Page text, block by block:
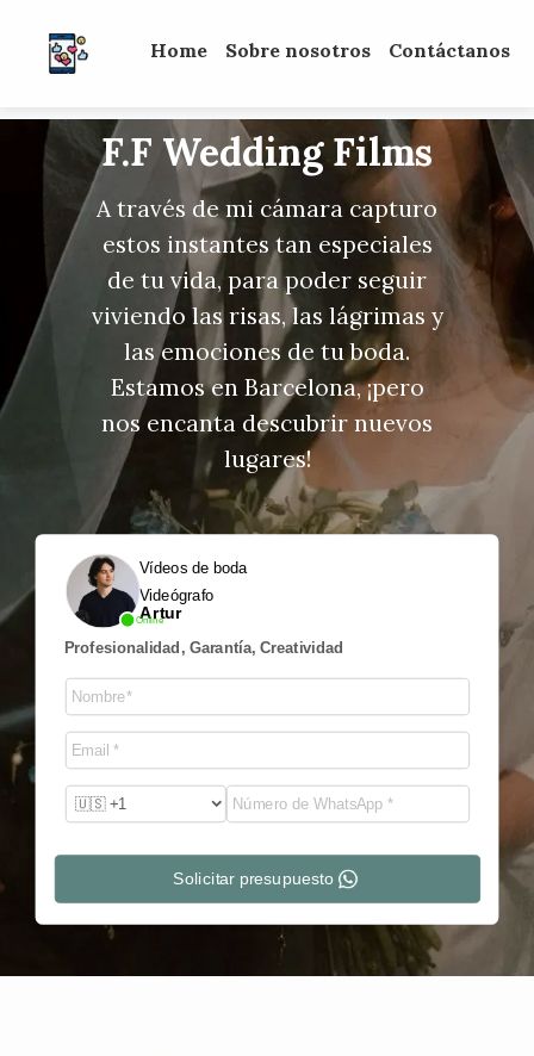
Home Sobre nosotros Contáctanos
F.F Wedding Films
A través de mi cámara capturo
estos instantes tan especiales
de tu vida, para poder seguir
viviendo las risas, las lágrimas y
las emociones de tu boda.
Estamos en Barcelona, ¡pero
nos encanta descubrir nuevos
lugares!
Online
Vídeos de boda
Videógrafo
Artur
Profesionalidad, Garantía, Creatividad
Solicitar presupuesto